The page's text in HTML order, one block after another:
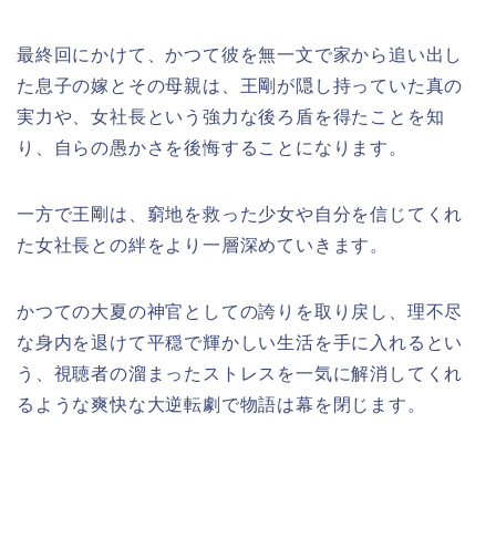
最終回にかけて、かつて彼を無一文で家から追い出し
た息子の嫁とその母親は、王剛が隠し持っていた真の
実力や、女社長という強力な後ろ盾を得たことを知
り、自らの愚かさを後悔することになります。
一方で王剛は、窮地を救った少女や自分を信じてくれ
た女社長との絆をより一層深めていきます。
かつての大夏の神官としての誇りを取り戻し、理不尽
な身内を退けて平穏で輝かしい生活を手に入れるとい
う、視聴者の溜まったストレスを一気に解消してくれ
るような爽快な大逆転劇で物語は幕を閉じます。